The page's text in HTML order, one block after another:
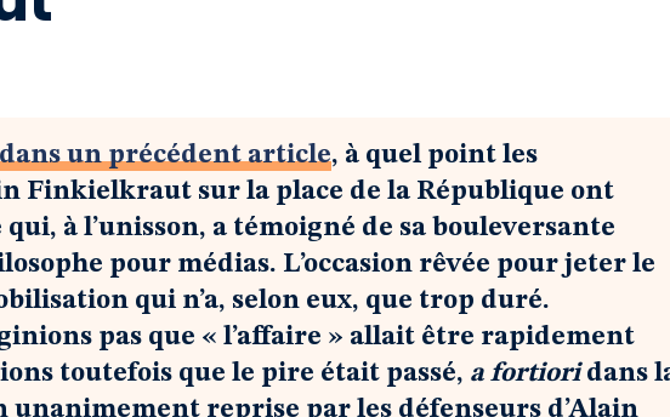
dans un précédent article, à quel point les
Finkielkraut sur la place de la République ont
à l’unisson, a témoigné de sa bouleversante
pour médias. L’occasion rêvée pour jeter le
qui n’a, selon eux, que trop duré.
pas que « l’affaire » allait être rapidement
toutefois que le pire était passé, a fortioridans
unanimement reprise par les défenseurs d’Alain